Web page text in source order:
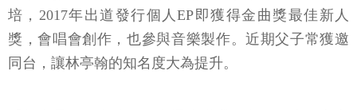
培，2017年出道發行個人EP即獲得金曲獎最佳新人
獎，會唱會創作，也參與音樂製作。近期父子常獲邀
同台，讓林亭翰的知名度大為提升。